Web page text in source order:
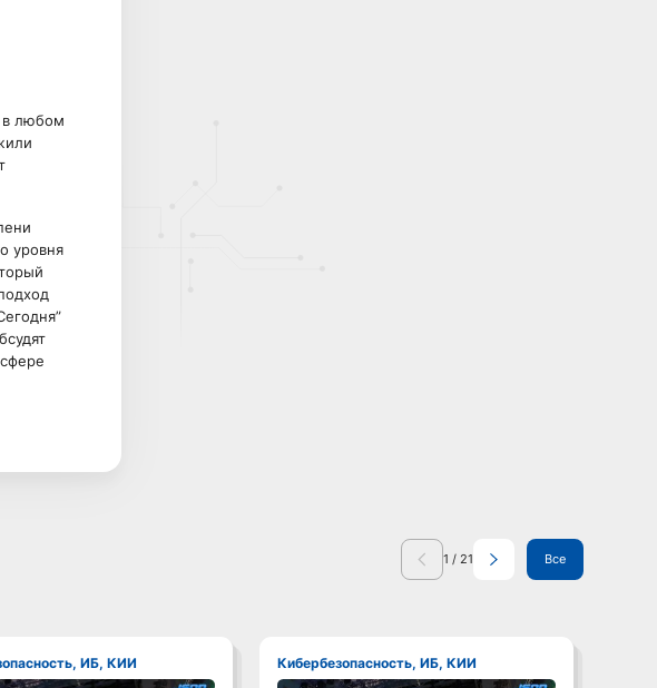
в любом
уровня
1 / 21 Все
ИБ, КИИ Кибербезопасность, ИБ, КИИ